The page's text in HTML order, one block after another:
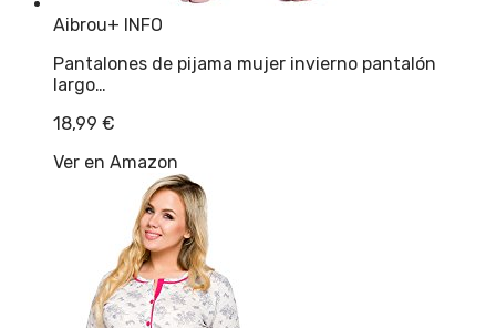
Aibrou+ INFO
Pantalones de pijama mujer invierno pantalón
largo…
18,99 €
Ver en Amazon